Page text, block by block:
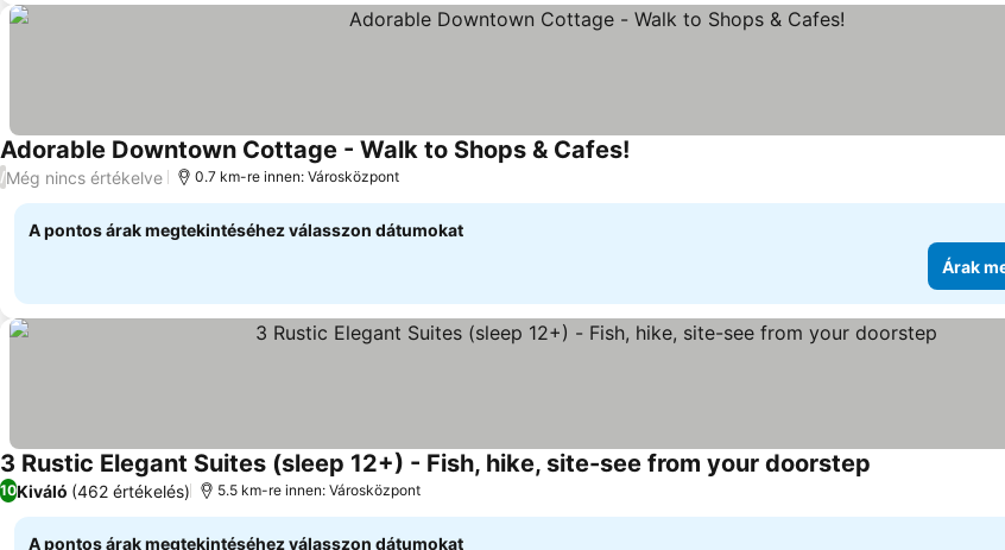
Adorable Downtown Cottage - Walk to Shops & Cafes!
/Még nincs értékelve 0.7 km-re innen: Városközpont
A pontos árak megtekintéséhez válasszon dátumokat
Árak
3 Rustic Elegant Suites (sleep 12+) - Fish, hike, site-see from your doorstep
10Kiváló (462 értékelés) 5.5 km-re innen: Városközpont
A pontos árak megtekintéséhez válasszon dátumokat